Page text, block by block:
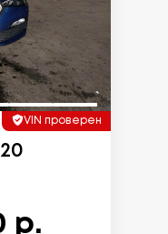
VIN проверен
р.